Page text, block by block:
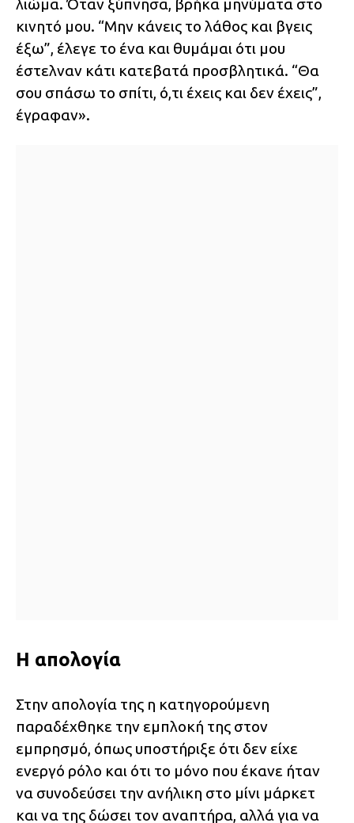
λιώμα. Όταν ξύπνησα, βρήκα μηνύματα στο
κινητό μου. “Μην κάνεις το λάθος και βγεις
έξω”, έλεγε το ένα και θυμάμαι ότι μου
έστελναν κάτι κατεβατά προσβλητικά. “Θα
σου σπάσω το σπίτι, ό,τι έχεις και δεν έχεις”,
έγραφαν».
Η απολογία
Στην απολογία της η κατηγορούμενη
παραδέχθηκε την εμπλοκή της στον
εμπρησμό, όπως υποστήριξε ότι δεν είχε
ενεργό ρόλο και ότι το μόνο που έκανε ήταν
να συνοδεύσει την ανήλικη στο μίνι μάρκετ
και να της δώσει τον αναπτήρα, αλλά για να